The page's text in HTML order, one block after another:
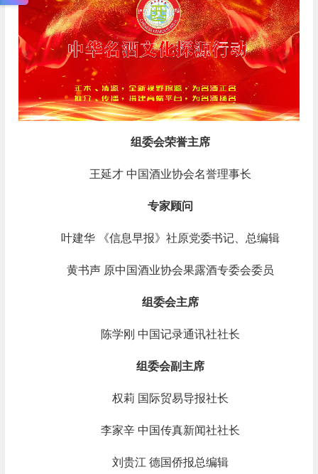
组委会荣誉主席
王延才 中国酒业协会名誉理事长
专家顾问
叶建华 《信息早报》社原党委书记、总编辑
黄书声 原中国酒业协会果露酒专委会委员
组委会主席
陈学刚 中国记录通讯社社长
组委会副主席
权莉 国际贸易导报社长
李家辛 中国传真新闻社社长
刘贵江 德国侨报总编辑